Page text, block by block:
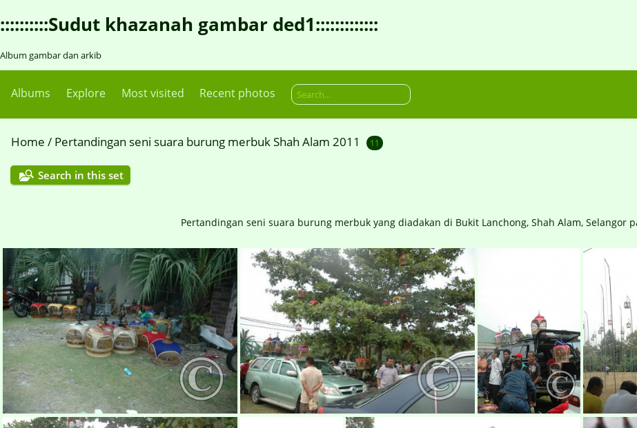
::::::::::Sudut khazanah gambar ded1:::::::::::::
Album gambar dan arkib
Albums Explore Most visited Recent photos
Home / Pertandingan seni suara burung merbuk Shah Alam 2011 11
Search in this set
Pertandingan seni suara burung merbuk yang diadakan di Bukit Lanchong, Shah Alam, Selangor